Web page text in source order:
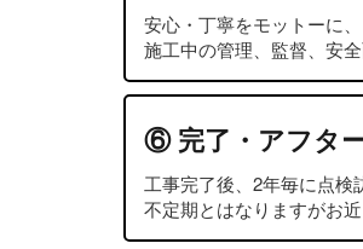
安心・丁寧をモットーに
施工中の管理、監督、安
⑥ 完了・アフタ
工事完了後、2年毎に点検
不定期とはなりますがお